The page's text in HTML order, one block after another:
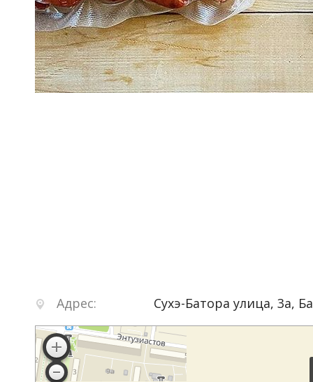
Адрес: Сухэ-Батора улица, 3а,